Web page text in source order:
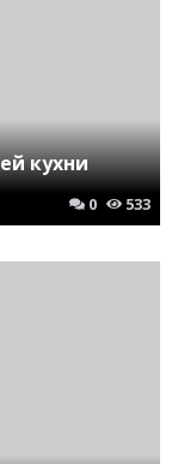
кухни
0 533